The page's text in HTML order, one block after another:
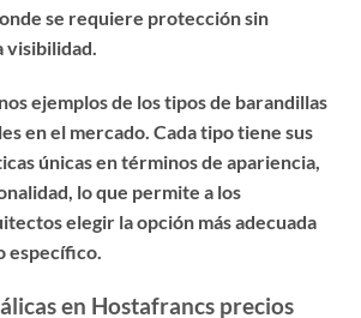
se requiere protección sin
ejemplos de los tipos de barandillas
en el mercado. Cada tipo tiene sus
únicas en términos de apariencia,
lo que permite a los
elegir la opción más adecuada
específico.
en Hostafrancs precios